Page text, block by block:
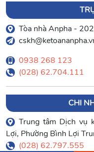
Tòa nhà Anpha -
0938 268 123
(028) 62.704.111
CHI
Trung tâm Dịch vụ
Lợi, Phường Bình Lợi
(028) 62.797.555